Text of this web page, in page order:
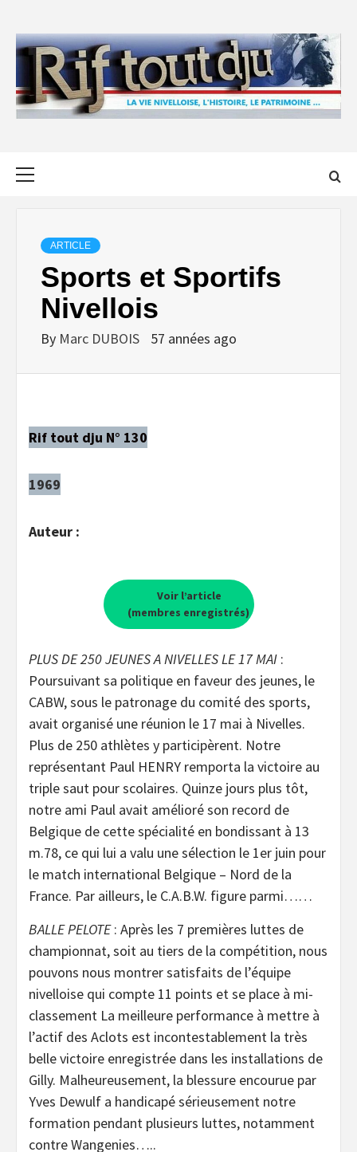
content
ARTICLE
Sports et Sportifs
Nivellois
By Marc DUBOIS 57 années ago
Rif tout dju N° 130
1969
Auteur :
Voir l’article
(membres enregistrés)
PLUS DE 250 JEUNES A NIVELLES LE 17 MAI :
Poursuivant sa politique en faveur des jeunes, le
CABW, sous le patronage du comité des sports,
avait organisé une réunion le 17 mai à Nivelles.
Plus de 250 athlètes y participèrent. Notre
représentant Paul HENRY remporta la victoire au
triple saut pour scolaires. Quinze jours plus tôt,
notre ami Paul avait amélioré son record de
Belgique de cette spécialité en bondissant à 13
m.78, ce qui lui a valu une sélection le 1er juin pour
le match international Belgique – Nord de la
France. Par ailleurs, le C.A.B.W. figure parmi……
BALLE PELOTE: Après les 7 premières luttes de
championnat, soit au tiers de la compétition, nous
pouvons nous montrer satisfaits de l’équipe
nivelloise qui compte 11 points et se place à mi-
classement La meilleure performance à mettre à
l’actif des Aclots est incontestablement la très
belle victoire enregistrée dans les installations de
Gilly. Malheureusement, la blessure encourue par
Yves Dewulf a handicapé sérieusement notre
formation pendant plusieurs luttes, notamment
contre Wangenies…..